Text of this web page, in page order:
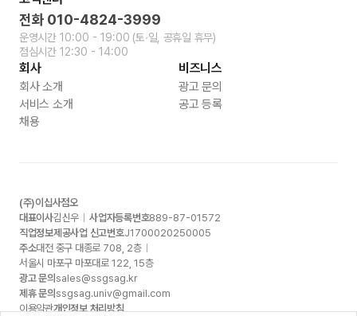
전화 010-4824-3999
운영시간 10:00 - 19:00 (토∙일, 공휴일 휴무)
점심시간 12:30 - 14:00
회사
회사 소개
서비스 소개
채용
비즈니스
광고 문의
공고 등록
(주)이십사점오
대표이사김신우 사업자등록번호889-87-01572
직업정보제공사업 신고번호J1700020250005
주소대전 중구 대종로 708, 2층
서울시 마포구 마포대로 122, 15층
광고 문의 sales@ssgsag.kr
제휴 문의 ssgsag.univ@gmail.com
이용약관개인정보 처리방침